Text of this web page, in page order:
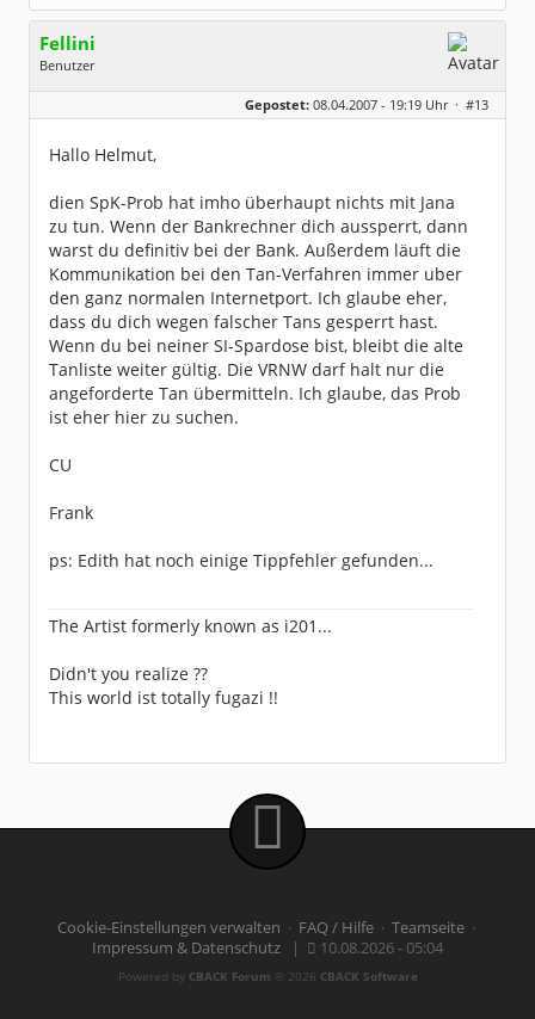
Fellini
Benutzer
Geschlecht:
keine Angabe
Im wunderschönen Ahrtal
Beiträge:
2077
Gepostet: 08.04.2007 - 19:19 Uhr · #13
Hallo Helmut,
dien SpK-Prob hat imho überhaupt nichts mit Jana
zu tun. Wenn der Bankrechner dich aussperrt, dann
warst du definitiv bei der Bank. Außerdem läuft die
Kommunikation bei den Tan-Verfahren immer uber
den ganz normalen Internetport. Ich glaube eher,
dass du dich wegen falscher Tans gesperrt hast.
Wenn du bei neiner SI-Spardose bist, bleibt die alte
Tanliste weiter gültig. Die VRNW darf halt nur die
angeforderte Tan übermitteln. Ich glaube, das Prob
ist eher hier zu suchen.
CU
Frank
ps: Edith hat noch einige Tippfehler gefunden...
The Artist formerly known as i201...
Didn't you realize ??
This world ist totally fugazi !!
Cookie-Einstellungen verwalten · FAQ / Hilfe· Teamseite·
Impressum & Datenschutz | 10.08.2026 - 05:04
Powered by CBACK Forum © 2026 CBACK Software